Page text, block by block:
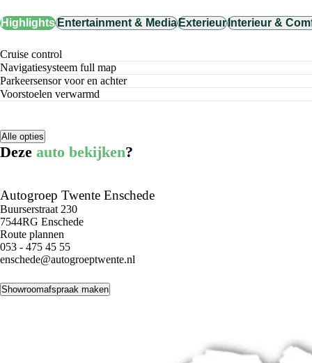
HighlightsEntertainment & MediaExterieurInterieur &
cruise control
navigatiesysteem full map
parkeersensor voor en achter
voorstoelen verwarmd
Alle opties
Deze auto bekijken?
Autogroep Twente Enschede
Buurserstraat 230
7544RG Enschede
Route plannen
053 - 475 45 55
enschede@autogroeptwente.nl
Showroomafspraak maken